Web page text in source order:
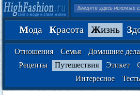
Мода Красота Жизнь З
Отношения Семья Домашние дела
Рецепты
Путешествия Этикет
Интересное